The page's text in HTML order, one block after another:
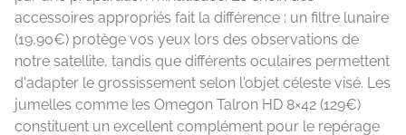
accessoires appropriés fait la différence : un filtre lunaire
(19,90€) protège vos yeux lors des observations de
notre satellite, tandis que différents oculaires permettent
d'adapter le grossissement selon l'objet céleste visé. Les
jumelles comme les Omegon Talron HD 8×42 (129€)
constituent un excellent complément pour le repérage